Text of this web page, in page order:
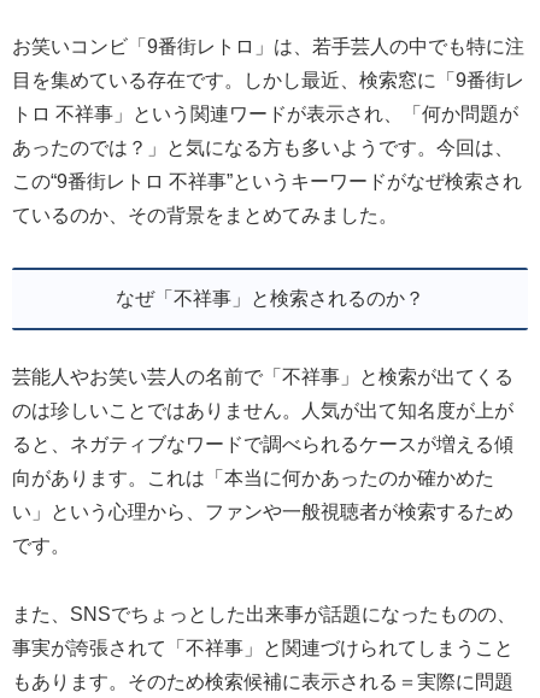
お笑いコンビ「9番街レトロ」は、若手芸人の中でも特に注
目を集めている存在です。しかし最近、検索窓に「9番街レ
トロ 不祥事」という関連ワードが表示され、「何か問題が
あったのでは？」と気になる方も多いようです。今回は、
この“9番街レトロ 不祥事”というキーワードがなぜ検索され
ているのか、その背景をまとめてみました。
なぜ「不祥事」と検索されるのか？
芸能人やお笑い芸人の名前で「不祥事」と検索が出てくる
のは珍しいことではありません。人気が出て知名度が上が
ると、ネガティブなワードで調べられるケースが増える傾
向があります。これは「本当に何かあったのか確かめた
い」という心理から、ファンや一般視聴者が検索するため
です。
また、SNSでちょっとした出来事が話題になったものの、
事実が誇張されて「不祥事」と関連づけられてしまうこと
もあります。そのため検索候補に表示される＝実際に問題